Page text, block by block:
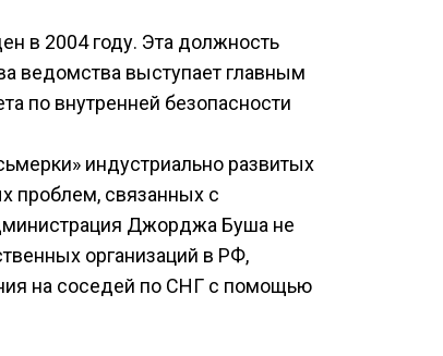
в 2004 году. Эта должность
ведомства выступает главным
по внутренней безопасности
индустриально развитых
проблем, связанных с
Джорджа Буша не
организаций в РФ,
на соседей по СНГ с помощью